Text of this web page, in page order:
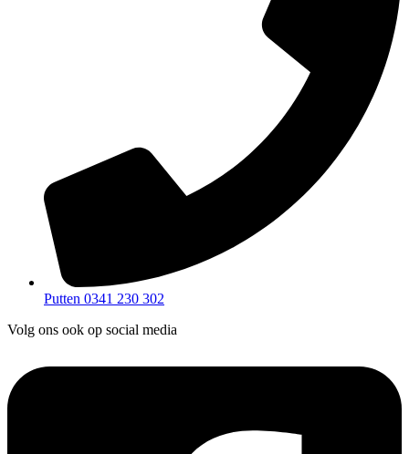
Putten 0341 230 302
Volg ons ook op social media